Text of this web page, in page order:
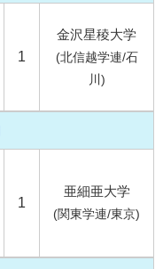
1
金沢星稜大学
(北信越学連/石
川)
1
亜細亜大学
(関東学連/東京)